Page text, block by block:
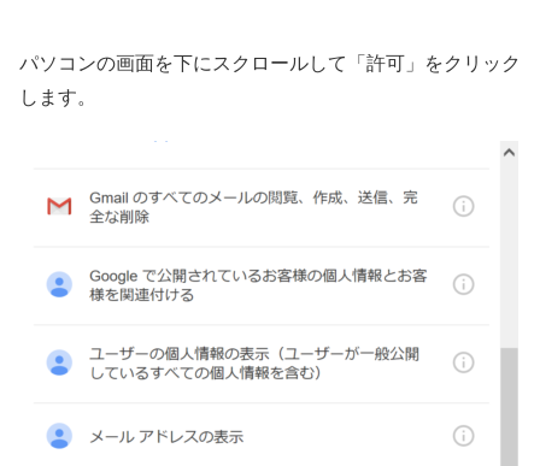
パソコンの画面を下にスクロールして「許可」をクリック
します。